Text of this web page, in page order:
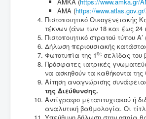
ΑΜΑ (https://
Πιστοποιητικό
τέκνων (άνω των 18 και έως 24
Πιστοποιητικό στρατού τύπου
Δήλωση περιουσιακής
Φωτοτυπία της 1ης σελίδας του
Πρόσφατες ιατρικές
να ασκηθούν τα καθήκοντα της
Αίτηση αναγνώρισης
της Διεύθυνσης.
Αντίγραφο μεταπτυχιακού ή
αναλυτική βαθμολογία. Οι